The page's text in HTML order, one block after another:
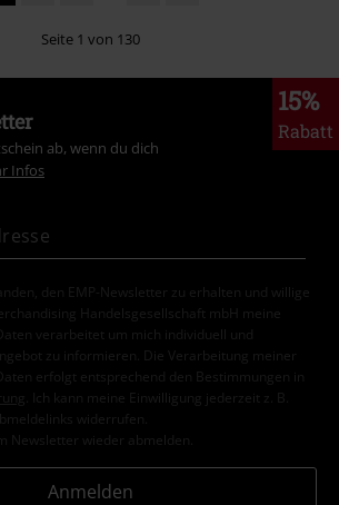
Seite 1 von 130
15%
Rabatt
ab, wenn du dich
Infos
den EMP-Newsletter zu erhalten und willige
Handelsgesellschaft mbH meine
verarbeitet um mich individuell und
zu informieren. Die Verarbeitung meiner
erfolgt entsprechend den Bestimmungen in
. Ich kann meine Einwilligung jederzeit z. B.
widerrufen.
Newsletter wieder abmelden.
Anmelden